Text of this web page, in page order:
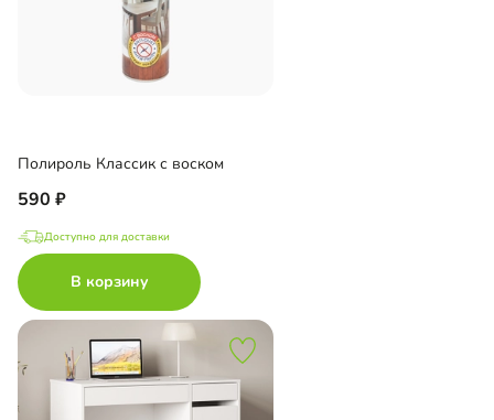
Полироль Классик с воском
590
Доступно для доставки
В корзину